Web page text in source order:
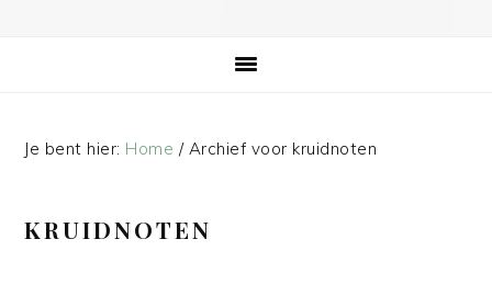
Je bent hier: Home /Archief voor kruidnoten
KRUIDNOTEN